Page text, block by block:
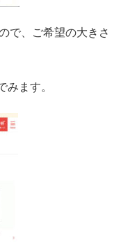
で、ご希望の大きさ
みます。